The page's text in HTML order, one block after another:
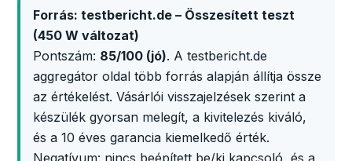
Forrás: testbericht.de – Összesített teszt
(450 W változat)
Pontszám: 85/100 (jó). A testbericht.de
aggregátor oldal több forrás alapján állítja össze
az értékelést. Vásárlói visszajelzések szerint a
készülék gyorsan melegít, a kivitelezés kiváló,
és a 10 éves garancia kiemelkedő érték.
Negatívum: nincs beépített be/ki kapcsoló, és a